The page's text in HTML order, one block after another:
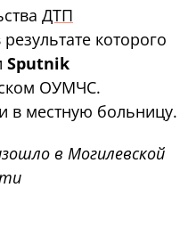
ДТП
которого
Sputnik
ОУМЧС.
в местную больницу.